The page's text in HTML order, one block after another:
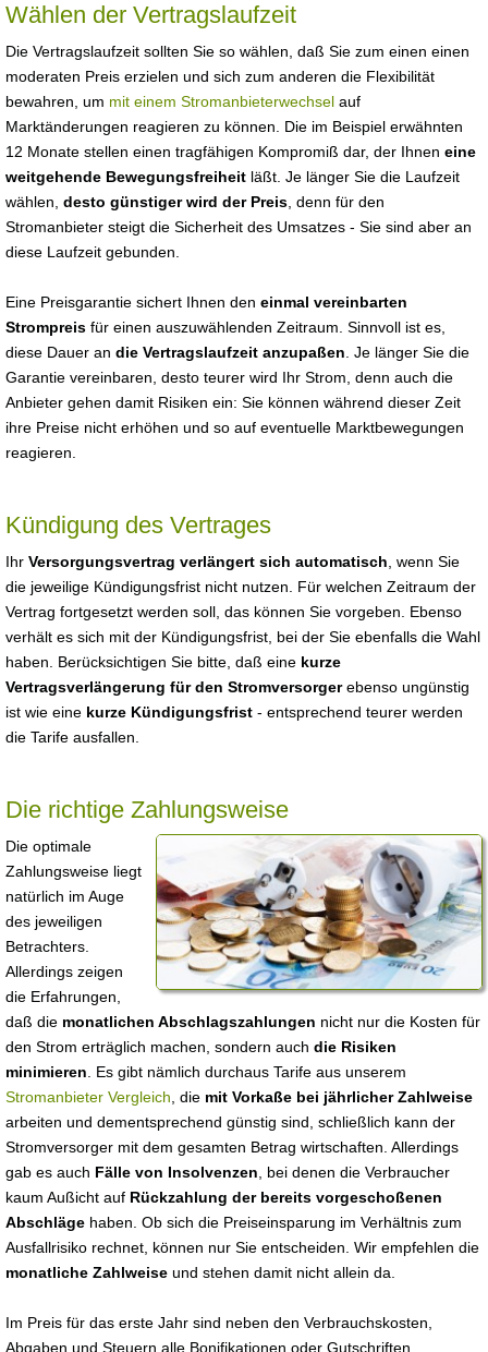
Wählen der Vertragslaufzeit
Die Vertragslaufzeit sollten Sie so wählen, daß Sie zum einen einen
moderaten Preis erzielen und sich zum anderen die Flexibilität
bewahren, um mit einem Stromanbieterwechsel auf
Marktänderungen reagieren zu können. Die im Beispiel erwähnten
12 Monate stellen einen tragfähigen Kompromiß dar, der Ihnen eine
weitgehende Bewegungsfreiheit läßt. Je länger Sie die Laufzeit
wählen, desto günstiger wird der Preis , denn für den
Stromanbieter steigt die Sicherheit des Umsatzes - Sie sind aber an
diese Laufzeit gebunden.
Eine Preisgarantie sichert Ihnen den einmal vereinbarten
Strompreis für einen auszuwählenden Zeitraum. Sinnvoll ist es,
diese Dauer an die Vertragslaufzeit anzupaßen . Je länger Sie die
Garantie vereinbaren, desto teurer wird Ihr Strom, denn auch die
Anbieter gehen damit Risiken ein: Sie können während dieser Zeit
ihre Preise nicht erhöhen und so auf eventuelle Marktbewegungen
reagieren.
Kündigung des Vertrages
Ihr Versorgungsvertrag verlängert sich automatisch , wenn Sie
die jeweilige Kündigungsfrist nicht nutzen. Für welchen Zeitraum der
Vertrag fortgesetzt werden soll, das können Sie vorgeben. Ebenso
verhält es sich mit der Kündigungsfrist, bei der Sie ebenfalls die Wahl
haben. Berücksichtigen Sie bitte, daß eine kurze
Vertragsverlängerung für den Stromversorgerebenso ungünstig
ist wie eine kurze Kündigungsfrist - entsprechend teurer werden
die Tarife ausfallen.
Die richtige Zahlungsweise
Die optimale
Zahlungsweise liegt
natürlich im Auge
des jeweiligen
Betrachters.
Allerdings zeigen
die Erfahrungen,
daß die monatlichen Abschlagszahlungen nicht nur die Kosten für
den Strom erträglich machen, sondern auch die Risiken
minimieren . Es gibt nämlich durchaus Tarife aus unserem
Stromanbieter Vergleich , die mit Vorkaße bei jährlicher Zahlweise
arbeiten und dementsprechend günstig sind, schließlich kann der
Stromversorger mit dem gesamten Betrag wirtschaften. Allerdings
gab es auch Fälle von Insolvenzen , bei denen die Verbraucher
kaum Außicht auf Rückzahlung der bereits vorgeschoßenen
Abschläge haben. Ob sich die Preiseinsparung im Verhältnis zum
Ausfallrisiko rechnet, können nur Sie entscheiden. Wir empfehlen die
monatliche Zahlweise und stehen damit nicht allein da.
Im Preis für das erste Jahr sind neben den Verbrauchskosten,
Abgaben und Steuern alle Bonifikationen oder Gutschriften